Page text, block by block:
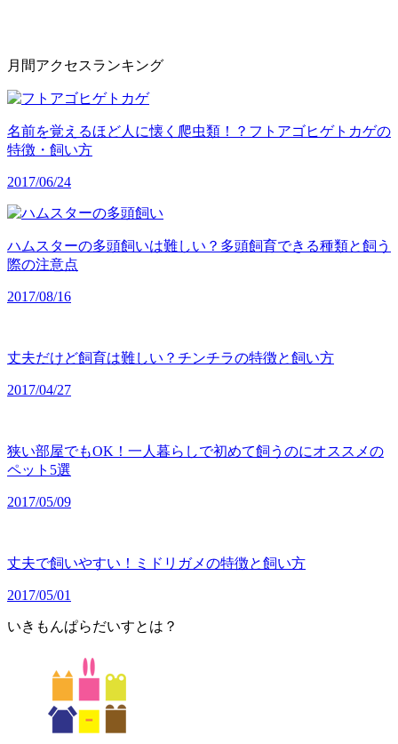
月間アクセスランキング
名前を覚えるほど人に懐く爬虫類！？フトアゴヒゲトカゲの
特徴・飼い方
2017/06/24
ハムスターの多頭飼いは難しい？多頭飼育できる種類と飼う
際の注意点
2017/08/16
丈夫だけど飼育は難しい？チンチラの特徴と飼い方
2017/04/27
狭い部屋でもOK！一人暮らしで初めて飼うのにオススメの
ペット5選
2017/05/09
丈夫で飼いやすい！ミドリガメの特徴と飼い方
2017/05/01
いきもんぱらだいすとは？